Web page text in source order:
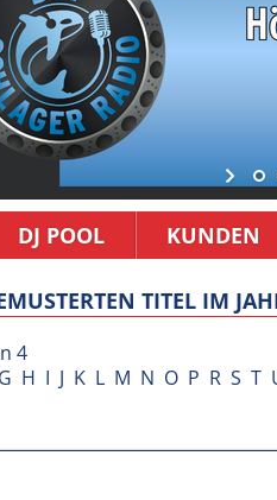
DJ POOL KUNDEN
TITEL IM
4
G H I J K L M N O P R S T